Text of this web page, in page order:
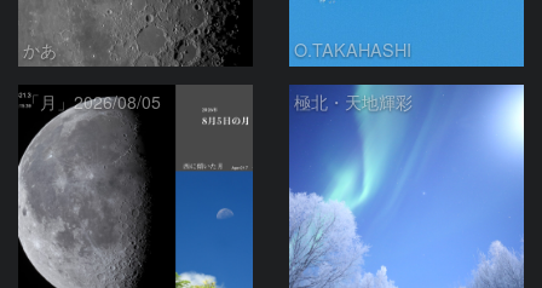
かあ O.TAKAHASHI
「月」2026/08/05 極北・天地輝彩